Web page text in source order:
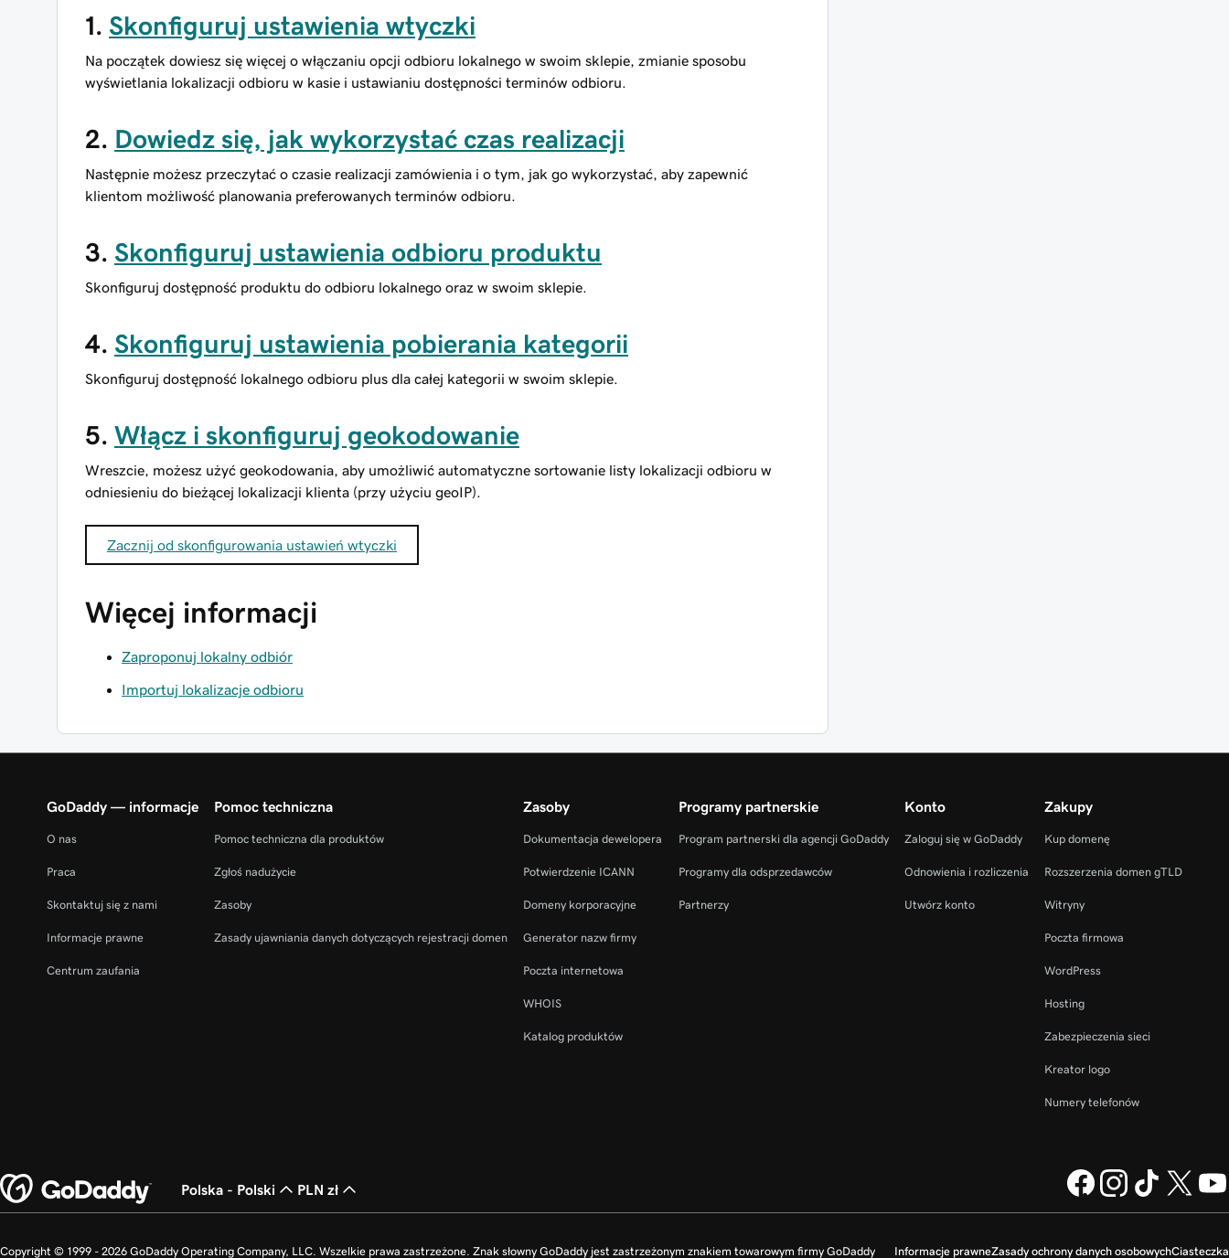
1. Skonfiguruj ustawienia wtyczki
Na początek dowiesz się więcej o włączaniu opcji odbioru lokalnego w swoim sklepie, zmianie sposobu
wyświetlania lokalizacji odbioru w kasie i ustawianiu dostępności terminów odbioru.
2. Dowiedz się, jak wykorzystać czas realizacji
Następnie możesz przeczytać o czasie realizacji zamówienia i o tym, jak go wykorzystać, aby zapewnić
klientom możliwość planowania preferowanych terminów odbioru.
3. Skonfiguruj ustawienia odbioru produktu
Skonfiguruj dostępność produktu do odbioru lokalnego oraz w swoim sklepie.
4. Skonfiguruj ustawienia pobierania kategorii
Skonfiguruj dostępność lokalnego odbioru plus dla całej kategorii w swoim sklepie.
5. Włącz i skonfiguruj geokodowanie
Wreszcie, możesz użyć geokodowania, aby umożliwić automatyczne sortowanie listy lokalizacji odbioru w
odniesieniu do bieżącej lokalizacji klienta (przy użyciu geoIP).
Zacznij od skonfigurowania ustawień wtyczki
Więcej informacji
Zaproponuj lokalny odbiór
Importuj lokalizacje odbioru
GoDaddy — informacje
O nas
Praca
Skontaktuj się z nami
Informacje prawne
Centrum zaufania
Pomoc techniczna
Pomoc techniczna dla produktów
Zgłoś nadużycie
Zasoby
Zasady ujawniania danych dotyczących rejestracji domen
Zasoby
Dokumentacja dewelopera
Potwierdzenie ICANN
Domeny korporacyjne
Generator nazw firmy
Poczta internetowa
WHOIS
Katalog produktów
Programy partnerskie
Program partnerski dla agencji GoDaddy
Programy dla odsprzedawców
Partnerzy
Konto
Zaloguj się w GoDaddy
Odnowienia i rozliczenia
Utwórz konto
Zakupy
Kup domenę
Rozszerzenia domen gTLD
Witryny
Poczta firmowa
WordPress
Hosting
Zabezpieczenia sieci
Kreator logo
Numery telefonów
Polska - Polski PLN zł
Informacje prawneZasady ochrony danych osobowychCiasteczka
Copyright © 1999 - 2026 GoDaddy Operating Company, LLC. Wszelkie prawa zastrzeżone. Znak słowny GoDaddy jest zastrzeżonym znakiem towarowym firmy GoDaddy